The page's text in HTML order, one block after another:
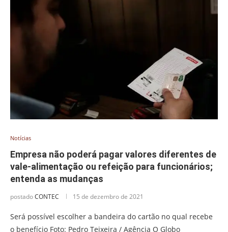
Notícias
Empresa não poderá pagar valores diferentes de
vale-alimentação ou refeição para funcionários;
entenda as mudanças
postadoCONTEC 15 de dezembro de 2021
Será possível escolher a bandeira do cartão no qual recebe
o benefício Foto: Pedro Teixeira / Agência O Globo